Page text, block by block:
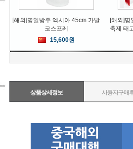
[해외]명일방주 엑시아 45cm 가발
코스프레
15,600원
[해외]명
축제 태
상품상세정보 사용자구매